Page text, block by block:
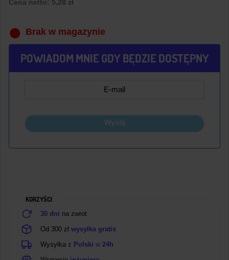
Cena netto: 5,28 zł
Brak w magazynie
POWIADOM MNIE GDY BĘDZIE DOSTĘPNY
Wyślij
KORZYŚCI
30 dni na zwrot
Od 300 zł wysyłka gratis
Wysyłka z Polski w 24h